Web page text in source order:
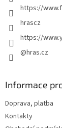
https://
hrascz
https://
@hras.cz
Informace
Doprava, platba
Kontakty